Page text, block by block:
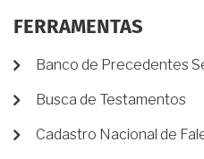
FERRAMENTAS
Banco de Precedentes
Busca de Testamentos
Cadastro Nacional de